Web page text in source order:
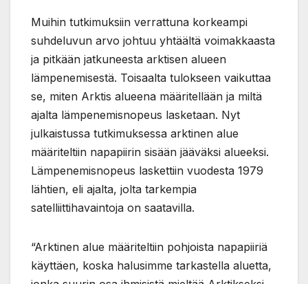
Muihin tutkimuksiin verrattuna korkeampi
suhdeluvun arvo johtuu yhtäältä voimakkaasta
ja pitkään jatkuneesta arktisen alueen
lämpenemisestä. Toisaalta tulokseen vaikuttaa
se, miten Arktis alueena määritellään ja miltä
ajalta lämpenemisnopeus lasketaan. Nyt
julkaistussa tutkimuksessa arktinen alue
määriteltiin napapiirin sisään jääväksi alueeksi.
Lämpenemisnopeus laskettiin vuodesta 1979
lähtien, eli ajalta, jolta tarkempia
satelliittihavaintoja on saatavilla.
“Arktinen alue määriteltiin pohjoista napapiiriä
käyttäen, koska halusimme tarkastella aluetta,